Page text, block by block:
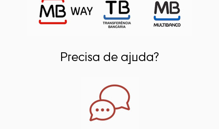
Precisa de ajuda?